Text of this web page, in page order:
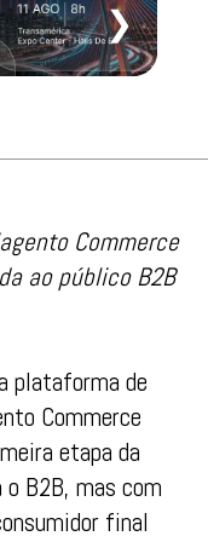
❯
Commerce
ao público B2B
plataforma de
Commerce
etapa da
B2B, mas com
final